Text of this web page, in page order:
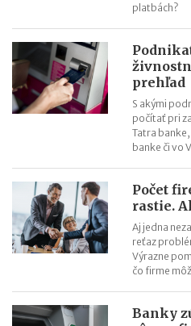
platbách?
prehľad
S akými
počítať pri
Tatra
banke či vo
Počet
rastie.
Aj jedna
reťaz
Výrazne
čo firme
Banky